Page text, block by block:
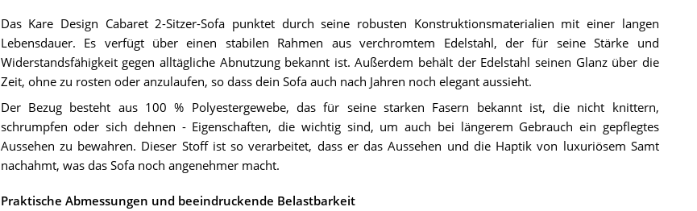
Das Kare Design Cabaret 2-Sitzer-Sofa punktet durch seine robusten Konstruktionsmaterialien mit einer langen
Lebensdauer. Es verfügt über einen stabilen Rahmen aus verchromtem Edelstahl, der für seine Stärke und
Widerstandsfähigkeit gegen alltägliche Abnutzung bekannt ist. Außerdem behält der Edelstahl seinen Glanz über die
Zeit, ohne zu rosten oder anzulaufen, so dass dein Sofa auch nach Jahren noch elegant aussieht.
Der Bezug besteht aus 100 % Polyestergewebe, das für seine starken Fasern bekannt ist, die nicht knittern,
schrumpfen oder sich dehnen - Eigenschaften, die wichtig sind, um auch bei längerem Gebrauch ein gepflegtes
Aussehen zu bewahren. Dieser Stoff ist so verarbeitet, dass er das Aussehen und die Haptik von luxuriösem Samt
nachahmt, was das Sofa noch angenehmer macht.
Praktische Abmessungen und beeindruckende Belastbarkeit